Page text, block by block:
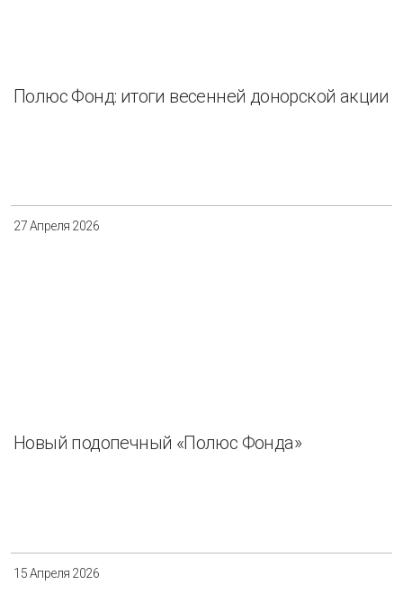
Полюс Фонд: итоги весенней донорской акции
27 Апреля 2026
Новый подопечный «Полюс Фонда»
15 Апреля 2026